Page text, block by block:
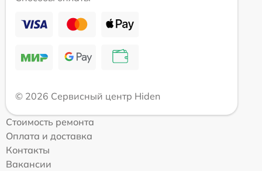
© 2026 Сервисный центр Hiden
Стоимость ремонта
Оплата и доставка
Контакты
Вакансии